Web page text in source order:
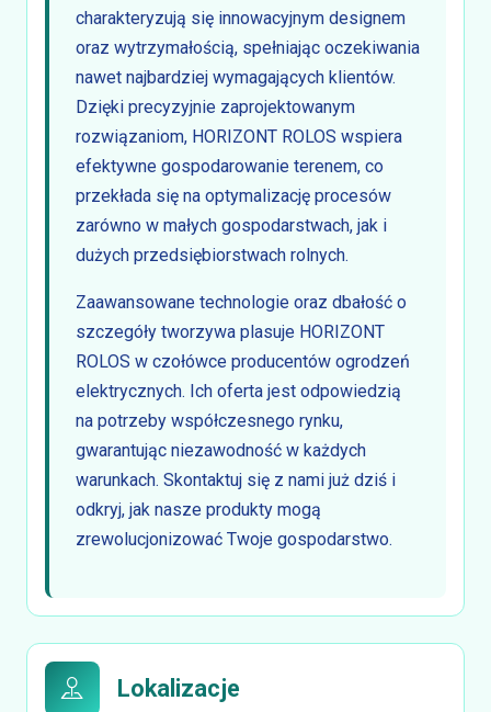
charakteryzują się innowacyjnym designem
oraz wytrzymałością, spełniając oczekiwania
nawet najbardziej wymagających klientów.
Dzięki precyzyjnie zaprojektowanym
rozwiązaniom, HORIZONT ROLOS wspiera
efektywne gospodarowanie terenem, co
przekłada się na optymalizację procesów
zarówno w małych gospodarstwach, jak i
dużych przedsiębiorstwach rolnych.
Zaawansowane technologie oraz dbałość o
szczegóły tworzywa plasuje HORIZONT
ROLOS w czołówce producentów ogrodzeń
elektrycznych. Ich oferta jest odpowiedzią
na potrzeby współczesnego rynku,
gwarantując niezawodność w każdych
warunkach. Skontaktuj się z nami już dziś i
odkryj, jak nasze produkty mogą
zrewolucjonizować Twoje gospodarstwo.
Lokalizacje